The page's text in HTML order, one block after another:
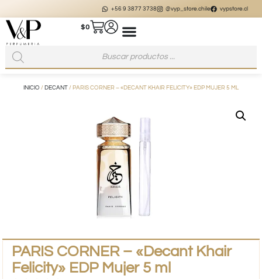
+56 9 3877 3738 @vyp_store.chile vypstore.cl
$0
INICIO / DECANT / PARIS CORNER – «DECANT KHAIR FELICITY» EDP MUJER 5 ML
PARIS CORNER – «Decant Khair
Felicity» EDP Mujer 5 ml